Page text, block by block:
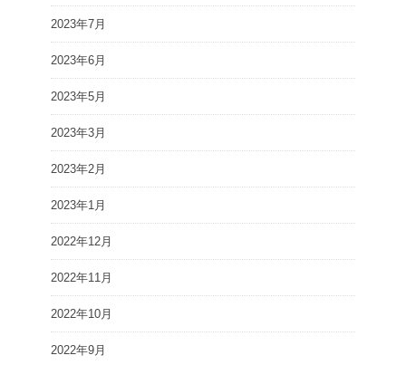
2023年7月
2023年6月
2023年5月
2023年3月
2023年2月
2023年1月
2022年12月
2022年11月
2022年10月
2022年9月